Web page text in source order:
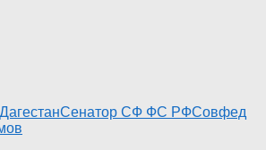
Сенатор СФ ФС РФСовфед